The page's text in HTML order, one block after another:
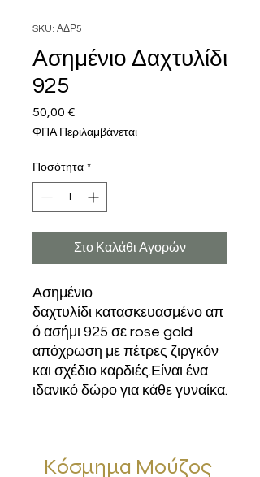
SKU: ΑΔΡ5
Ασημένιο Δαχτυλίδι
925
50,00 €
ΦΠΑ Περιλαμβάνεται
Ποσότητα *
Στο Καλάθι Αγορών
Ασημένιο
δαχτυλίδι κατασκευασμένο απ
ό ασήμι 925 σε rose gold
απόχρωση με πέτρες ζιργκόν
και σχέδιο καρδιές.Είναι ένα
ιδανικό δώρο για κάθε γυναίκα.
Κόσμημα Μούζος